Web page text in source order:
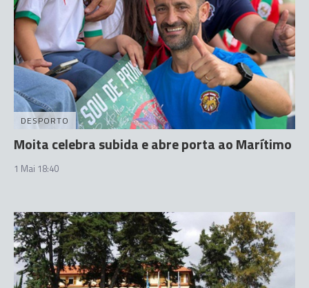
DESPORTO
Moita celebra subida e abre porta ao Marítimo
1 Mai 18:40